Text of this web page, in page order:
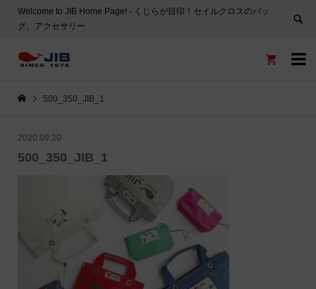
Welcome to JIB Home Page! ‐ くじらが目印！セイルクロスのバッ
グ、アクセサリー


500_350_JIB_1
2020.09.20
500_350_JIB_1